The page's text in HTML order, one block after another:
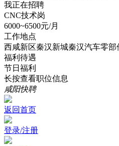
我正在招聘
CNC技术岗
6000~6500元/月
工作地点
西咸新区秦汉新城秦汉汽车零部
福利待遇
节日福利
长按查看职位信息
咸阳快聘
返回首页
登录/注册